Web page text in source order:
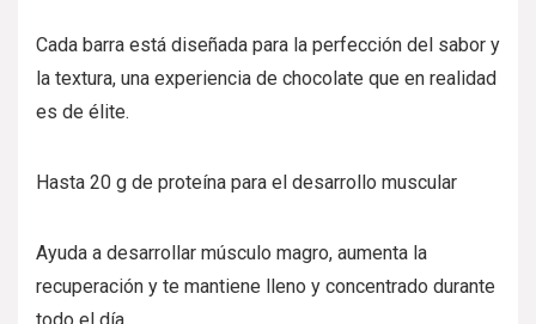
Cada barra está diseñada para la perfección del sabor y
la textura, una experiencia de chocolate que en realidad
es de élite.
Hasta 20 g de proteína para el desarrollo muscular
Ayuda a desarrollar músculo magro, aumenta la
recuperación y te mantiene lleno y concentrado durante